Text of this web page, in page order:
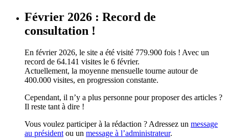
Février 2026 : Record de
consultation !
En février 2026, le site a été visité 779.900 fois ! Avec un
record de 64.141 visites le 6 février.
Actuellement, la moyenne mensuelle tourne autour de
400.000 visites, en progression constante.
Cependant, il n’y a plus personne pour proposer des articles ?
Il reste tant à dire !
Vous voulez participer à la rédaction ? Adressez un message
au président ou un message à l’administrateur.